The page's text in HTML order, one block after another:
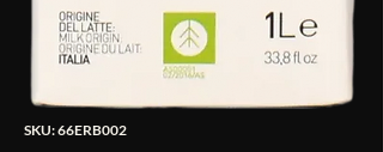
SKU: 66ERB002